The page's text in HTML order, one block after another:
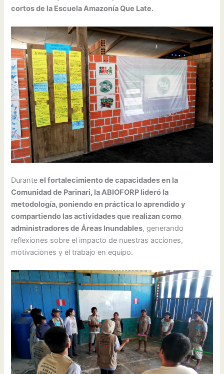
cortos de la Escuela Amazonía Que Late.
Duranteel fortalecimiento de capacidades en la
Comunidad de Parinari, la ABIOFORP lideró la
metodología, poniendo en práctica lo aprendido y
compartiendo las actividades que realizan como
administradores de Áreas Inundables, generando
reflexiones sobre el impacto de nuestras acciones,
motivaciones y el trabajo en equipo.